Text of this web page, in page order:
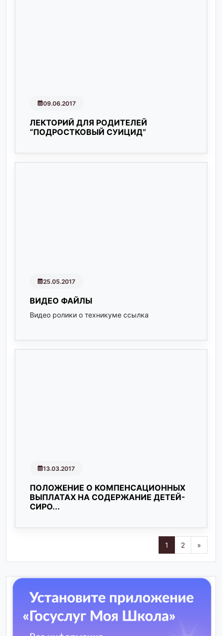
09.06.2017
ЛЕКТОРИЙ ДЛЯ РОДИТЕЛЕЙ
“ПОДРОСТКОВЫЙ СУИЦИД”
25.05.2017
ВИДЕО ФАЙЛЫ
Видео ролики о техникуме ссылка
13.03.2017
ПОЛОЖЕНИЕ О КОМПЕНСАЦИОННЫХ
ВЫПЛАТАХ НА СОДЕРЖАНИЕ ДЕТЕЙ-
СИРО...
1 2 »